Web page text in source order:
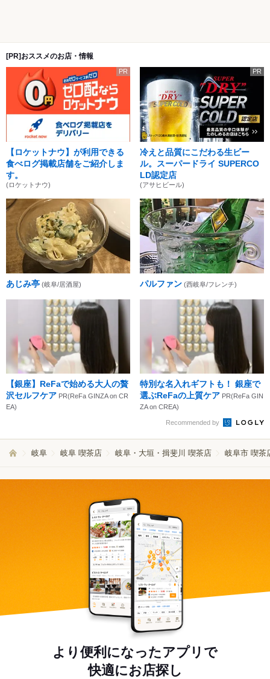
[PR]おススメのお店・情報
PR
【ロケットナウ】が利用できる
食べログ掲載店舗をご紹介しま
す。
(ロケットナウ)
PR
冷えと品質にこだわる生ビー
ル。スーパードライ SUPERCO
LD認定店
(アサヒビール)
あじみ亭 (岐阜/居酒屋) パルファン (西岐阜/フレンチ)
【銀座】ReFaで始める大人の贅
沢セルフケア PR(ReFa GINZA on CR
EA)
特別な名入れギフトも！ 銀座で
選ぶReFaの上質ケア PR(ReFa GIN
ZA on CREA)
Recommended by
岐阜 岐阜 喫茶店 岐阜・大垣・揖斐川 喫茶店 岐阜市 喫茶
より便利になったアプリで
快適にお店探し